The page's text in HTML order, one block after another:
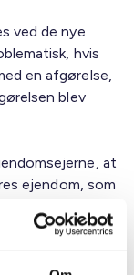
ved de nye
hvis
en afgørelse,
blev
at
ejendom, som
faktiske forhold